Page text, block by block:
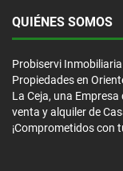
QUIÉNES SOMOS
Probiservi
Propiedades en
La Ceja, una
venta y alquiler de
¡Comprometidos con